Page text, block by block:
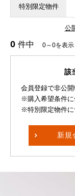
特別限定物件
公
0 件中 0～0を表示
該
会員登録で非公
※購入希望条件に
※特別限定物件に
新規